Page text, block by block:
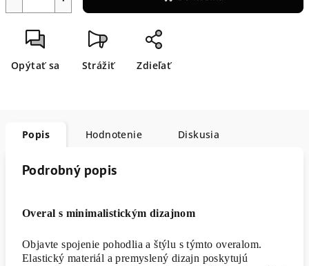
Opýtať sa Strážiť Zdieľať
Popis Hodnotenie Diskusia
Podrobný popis
Overal s minimalistickým dizajnom
Objavte spojenie pohodlia a štýlu s týmto overalom.
Elastický materiál a premyslený dizajn poskytujú